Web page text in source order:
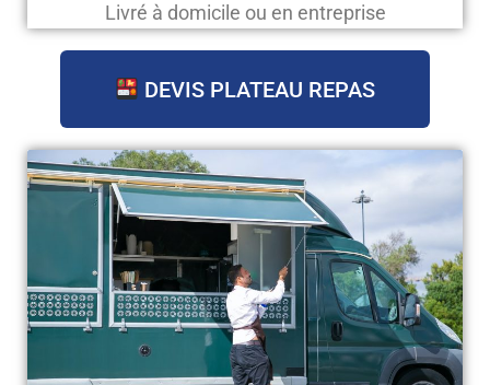
Livré à domicile ou en entreprise
DEVIS PLATEAU REPAS